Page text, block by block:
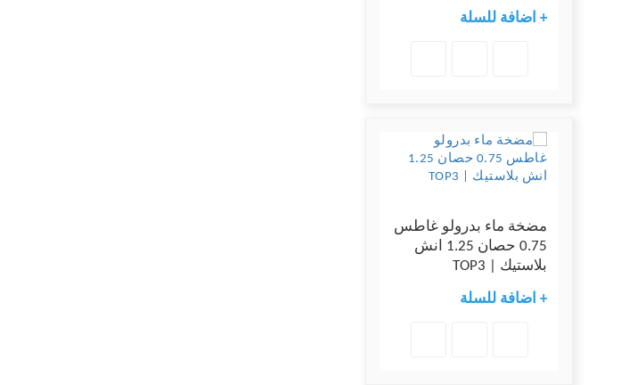
+ اضافة للسلة
مضخة ماء بدرولو غاطس
0.75 حصان 1.25 انش
بلاستيك | TOP3
+ اضافة للسلة